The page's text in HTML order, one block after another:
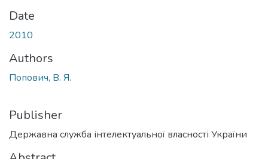
Date
2010
Authors
Попович, В. Я.
Publisher
Державна служба інтелектуальної власності України